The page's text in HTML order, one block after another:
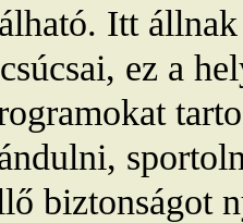
Itt
ez a
biztonságot